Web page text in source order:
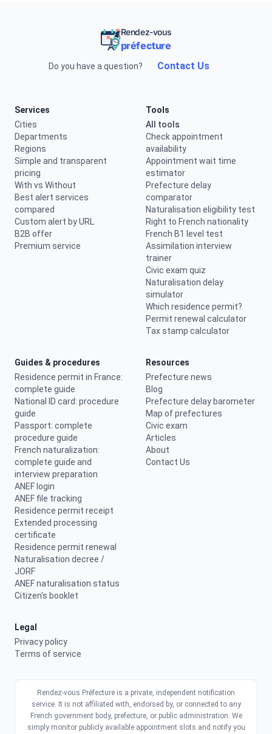
Rendez-vous
préfecture
Do you have a question? Contact Us
Services
Cities
Departments
Regions
Simple and transparent
pricing
With vs Without
Best alert services
compared
Custom alert by URL
B2B offer
Premium service
Tools
All tools
Check appointment
availability
Appointment wait time
estimator
Prefecture delay
comparator
Naturalisation eligibility test
Right to French nationality
French B1 level test
Assimilation interview
trainer
Civic exam quiz
Naturalisation delay
simulator
Which residence permit?
Permit renewal calculator
Tax stamp calculator
Guides & procedures
Residence permit in France:
complete guide
National ID card: procedure
guide
Passport: complete
procedure guide
French naturalization:
complete guide and
interview preparation
ANEF login
ANEF file tracking
Residence permit receipt
Extended processing
certificate
Residence permit renewal
Naturalisation decree /
JORF
ANEF naturalisation status
Citizen's booklet
Resources
Prefecture news
Blog
Prefecture delay barometer
Map of prefectures
Civic exam
Articles
About
Contact Us
Legal
Privacy policy
Terms of service
Rendez-vous Préfecture is a private, independent notification
service. It is not affiliated with, endorsed by, or connected to any
French government body, prefecture, or public administration. We
simply monitor publicly available appointment slots and notify you